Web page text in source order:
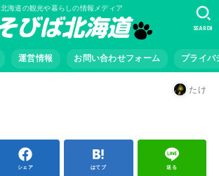
北海道の観光や暮らしの情報メディア
運営情報 お問い合わせフォーム プライバ
SEARCH
たけ
シェア はてブ 送る